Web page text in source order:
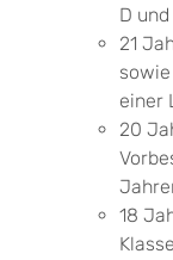
D und
21
einer
20
18